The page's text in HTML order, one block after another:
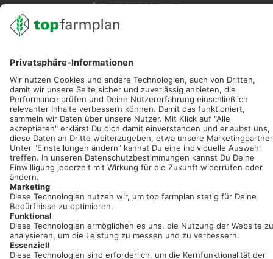
02501 801 44 84
service@topfarmplan.de
Sei immer auf dem Laufenden!
Neue Features, spannende Tipps und hilfreiche Anleitungen!
Optimiere Dein Agrarbüro -
einfach und bequem!